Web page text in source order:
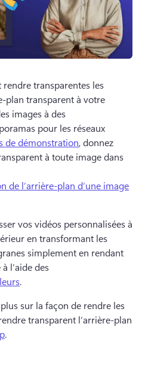
rendre transparentes les
plan transparent à votre
images à des
pour les réseaux
de démonstration, donnez
à toute image dans
de l’arrière-plan d’une image
vos vidéos personnalisées à
en transformant les
simplement en rendant
l’aide des
.
sur la façon de rendre les
transparent l’arrière-plan
.